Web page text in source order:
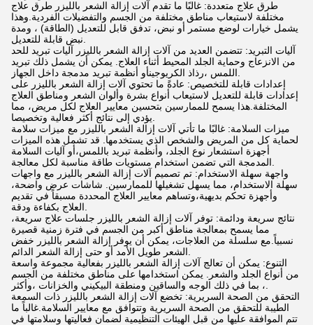
طرق علاج متعددة: غالبًا ما تقدم آلات إزالة الشعر بالليزر طرق علاج
مختلفة لاستيعاب مناطق مختلفة من الجسم والتفضيلات الفردية.وهذا
يشمل خيارات لوضع مستمر أو نبض، تدفق قابل للتعديل (الطاقة) ، ومدة
آليات التبريد: تتضمن العديد من آلات إزالة الشعر بالليزر آليات تبريد للحد
من الانزعاج وحماية الجلد المحيط أثناء العلاج. يمكن أن يشمل ذلك تبريد
إعدادات قابلة للتخصيص: عادةً ما تحتوي آلات إزالة الشعر بالليزر على
إعدادات قابلة للتعديل لاستيعاب أنواع بشرة وألوان الشعر ومناطق العلاج
المختلفة.هذا يسمح للممارسين بتحسين معايير العلاج لكل مريض، مما
ميزات السلامة: غالبًا ما تأتي آلات إزالة الشعر بالليزر مع ميزات سلامة
لحماية كل من المريض والشخص الذي يستخدمها. قد تشمل هذه الميزات
أجهزة استشعار نوع الجلد، وأنظمة تبريد باللمس،أو آليات السلامة
واجهة سهلة الاستخدام: تم تصميم آلات إزالة الشعر بالليزر مع واجهات
سهلة الاستخدام، مما يسهل تشغيلها للممارسين. شاشات عرض واضحة،
وأجهزة تحكم بديهية،وتساهم معايير العلاج المحددة مسبقاً في تقديم
نتائج سريعة ودائمة: توفر آلات إزالة الشعر بالليزر جلسات علاج سريعة،
مما يسمح بمعالجة مناطق أكبر من الجسم في فترة زمنية قصيرة
نسبياً.مع سلسلة من العلاجات، يمكن أن يوفر إزالة الشعر بالليزر خفض
التنوع: يمكن أن تعالج آلات إزالة الشعر بالليزر بفعالية مجموعة واسعة
من أنواع الجلد والشعر. يمكن استخدامها على مناطق مختلفة من الجسم
التحقق من الصحة السريرية: تخضع آلات إزالة الشعر بالليزر ذات السمعة
الطيبة للتحقق من الصحة السريرية وتتوافق مع معايير السلامة.غالباً ما
تتم الموافقة عليها من قبل الهيئات التنظيمية لضمان فعاليتها وسلامتها في